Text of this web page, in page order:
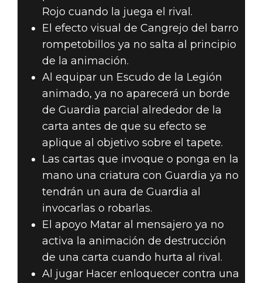
Rojo cuando la juega el rival.
El efecto visual de Cangrejo del barro
rompetobillos ya no salta al principio
de la animación.
Al equipar un Escudo de la Legión
animado, ya no aparecerá un borde
de Guardia parcial alrededor de la
carta antes de que su efecto se
aplique al objetivo sobre el tapete.
Las cartas que invoque o ponga en la
mano una criatura con Guardia ya no
tendrán un aura de Guardia al
invocarlas o robarlas.
El apoyo Matar al mensajero ya no
activa la animación de destrucción
de una carta cuando hurta al rival.
Al jugar Hacer enloquecer contra una